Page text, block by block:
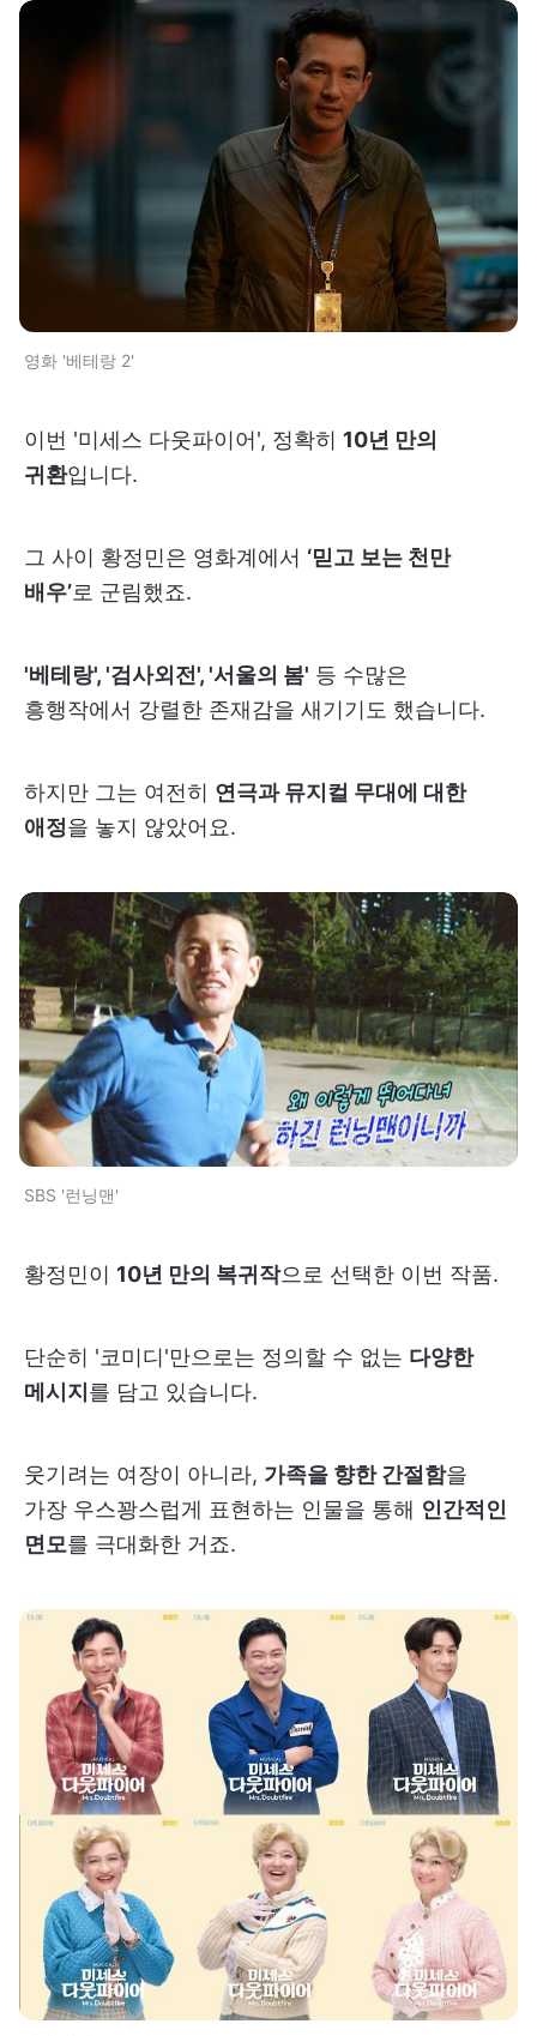
영화 '베테랑 2'
이번 '미세스 다웃파이어', 정확히 10년 만의
귀환입니다.
그 사이 황정민은 영화계에서 ‘믿고 보는 천만
배우’로 군림했죠.
'베테랑', '검사외전', '서울의 봄' 등 수많은
흥행작에서 강렬한 존재감을 새기기도 했습니다.
하지만 그는 여전히 연극과 뮤지컬 무대에 대한
애정을 놓지 않았어요.
SBS '런닝맨'
황정민이 10년 만의 복귀작으로 선택한 이번 작품.
단순히 '코미디'만으로는 정의할 수 없는 다양한
메시지 를 담고 있습니다.
웃기려는 여장이 아니라, 가족을 향한 간절함을
가장 우스꽝스럽게 표현하는 인물을 통해 인간적인
면모를 극대화한 거죠.